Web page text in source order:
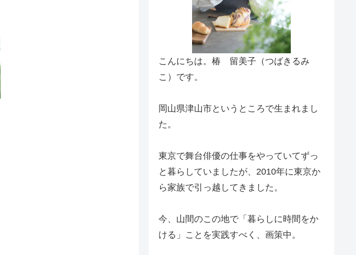
こんにちは。椿 留美子（つばきるみ
こ）です。
岡山県津山市というところで生まれまし
た。
東京で舞台俳優の仕事をやっていてずっ
と暮らしていましたが、2010年に東京か
ら家族で引っ越してきました。
今、山間のこの地で「暮らしに時間をか
ける」ことを実践すべく、画策中。